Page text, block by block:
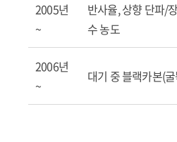
2005년
~
반사율, 상향 단파/
수 농도
2006년
~
대기 중 블랙카본(